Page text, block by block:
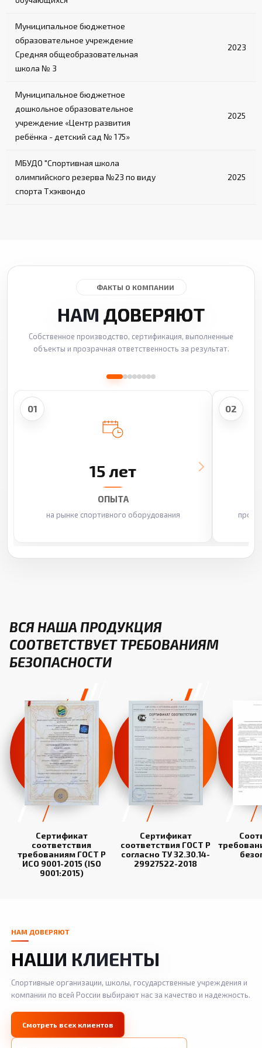
Муниципальное бюджетное
образовательное учреждение
Средняя общеобразовательная
школа № 3
2023
Муниципальное бюджетное
дошкольное образовательное
учреждение «Центр развития
ребёнка - детский сад № 175»
2025
МБУДО "Спортивная школа
олимпийского резерва №23 по виду
спорта Тхэквондо
2025
ФАКТЫ О КОМПАНИИ
НАМ ДОВЕРЯЮТ
Собственное производство, сертификация, выполненные
объекты и прозрачная ответственность за результат.
01
15 лет
ОПЫТА
на рынке спортивного оборудования
02
ВСЯ НАША ПРОДУКЦИЯ
СООТВЕТСТВУЕТ ТРЕБОВАНИЯМ
БЕЗОПАСНОСТИ
Сертификат
соответствия
требованиям ГОСТ Р
ИСО 9001-2015 (ISO
9001:2015)
Сертификат
соответствия ГОСТ Р
согласно ТУ 32.30.14-
29927522-2018
НАМ ДОВЕРЯЮТ
НАШИ КЛИЕНТЫ
Спортивные организации, школы, государственные учреждения и
компании по всей России выбирают нас за качество и надежность.
Смотреть всех клиентов